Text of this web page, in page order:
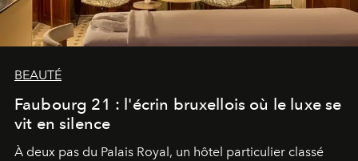
BEAUTÉ
Faubourg 21 : l'écrin bruxellois où le luxe se
vit en silence
À deux pas du Palais Royal, un hôtel particulier classé